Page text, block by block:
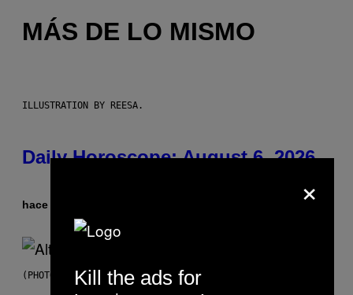
MÁS DE LO MISMO
ILLUSTRATION BY REESA.
Daily Horoscope: August 6, 2026
hace 3 horas
(PHOTO BY MICK HUTSON/REDFERNS)
×
Kill the ads for